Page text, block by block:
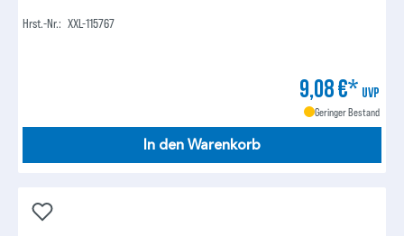
Hrst.-Nr.: XXL-115767
9,08 €* UVP
Geringer Bestand
In den Warenkorb